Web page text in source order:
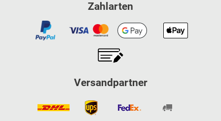
Zahlarten
Versandpartner